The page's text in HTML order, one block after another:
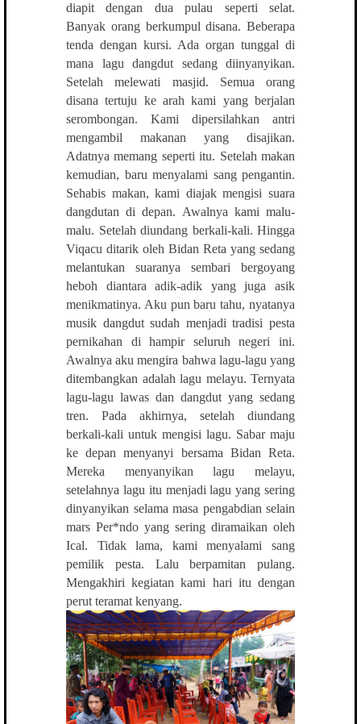
diapit dengan dua pulau seperti selat.
Banyak orang berkumpul disana. Beberapa
tenda dengan kursi. Ada organ tunggal di
mana lagu dangdut sedang diinyanyikan.
Setelah melewati masjid. Semua orang
disana tertuju ke arah kami yang berjalan
serombongan. Kami dipersilahkan antri
mengambil makanan yang disajikan.
Adatnya memang seperti itu. Setelah makan
kemudian, baru menyalami sang pengantin.
Sehabis makan, kami diajak mengisi suara
dangdutan di depan. Awalnya kami malu-
malu. Setelah diundang berkali-kali. Hingga
Viqacu ditarik oleh Bidan Reta yang sedang
melantukan suaranya sembari bergoyang
heboh diantara adik-adik yang juga asik
menikmatinya. Aku pun baru tahu, nyatanya
musik dangdut sudah menjadi tradisi pesta
pernikahan di hampir seluruh negeri ini.
Awalnya aku mengira bahwa lagu-lagu yang
ditembangkan adalah lagu melayu. Ternyata
lagu-lagu lawas dan dangdut yang sedang
tren. Pada akhirnya, setelah diundang
berkali-kali untuk mengisi lagu. Sabar maju
ke depan menyanyi bersama Bidan Reta.
Mereka menyanyikan lagu melayu,
setelahnya lagu itu menjadi lagu yang sering
dinyanyikan selama masa pengabdian selain
mars Per*ndo yang sering diramaikan oleh
Ical. Tidak lama, kami menyalami sang
pemilik pesta. Lalu berpamitan pulang.
Mengakhiri kegiatan kami hari itu dengan
perut teramat kenyang.